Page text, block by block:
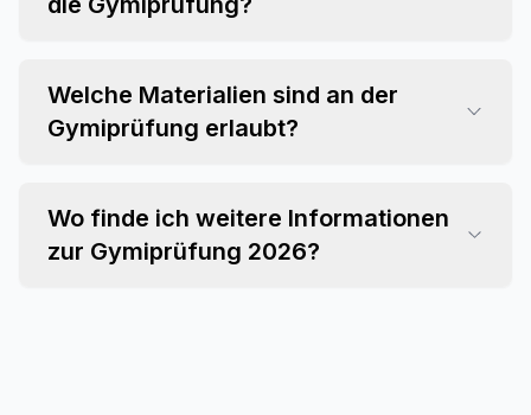
Welche Materialien sind an der
Gymiprüfung erlaubt?
Wo finde ich weitere Informationen
zur Gymiprüfung 2026?